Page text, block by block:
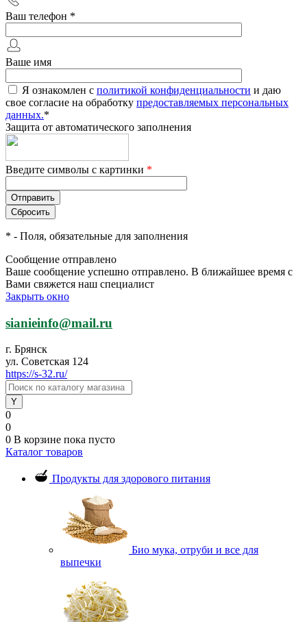
Ваш телефон *
Ваше имя
Я ознакомлен с политикой конфиденциальности и даю
свое согласие на обработку предоставляемых персональных
данных.*
Защита от автоматического заполнения
Введите символы с картинки *
* - Поля, обязательные для заполнения
Сообщение отправлено
Ваше сообщение успешно отправлено. В ближайшее время с
Вами свяжется наш специалист
Закрыть окно
sianieinfo@mail.ru
г. Брянск
ул. Советская 124
https://s-32.ru/
0
0
0 В корзине пока пусто
Каталог товаров
Продукты для здорового питания
Био мука, отруби и все для
выпечки